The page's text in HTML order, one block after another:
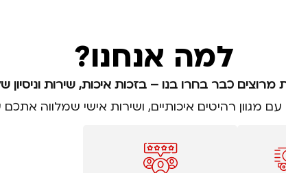
למה אנחנו?
מרוצים כבר בחרו בנו – בזכות איכות, שירות וניסיון
עם מגוון רהיטים איכותיים, ושירות אישי שמלווה